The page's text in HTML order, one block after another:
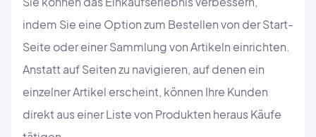
indem Sie eine Option zum Bestellen von der Start-
Seite oder einer Sammlung von Artikeln einrichten.
Anstatt auf Seiten zu navigieren, auf denen ein
einzelner Artikel erscheint, können Ihre Kunden
direkt aus einer Liste von Produkten heraus Käufe